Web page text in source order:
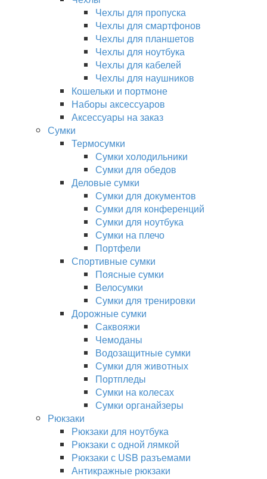
Чехлы для пропуска
Чехлы для смартфонов
Чехлы для планшетов
Чехлы для ноутбука
Чехлы для кабелей
Чехлы для наушников
Кошельки и портмоне
Наборы аксессуаров
Аксессуары на заказ
Сумки
Термосумки
Сумки холодильники
Сумки для обедов
Деловые сумки
Сумки для документов
Сумки для конференций
Сумки для ноутбука
Сумки на плечо
Портфели
Спортивные сумки
Поясные сумки
Велосумки
Сумки для тренировки
Дорожные сумки
Саквояжи
Чемоданы
Водозащитные сумки
Сумки для животных
Портпледы
Сумки на колесах
Сумки органайзеры
Рюкзаки
Рюкзаки для ноутбука
Рюкзаки с одной лямкой
Рюкзаки с USB разъемами
Антикражные рюкзаки